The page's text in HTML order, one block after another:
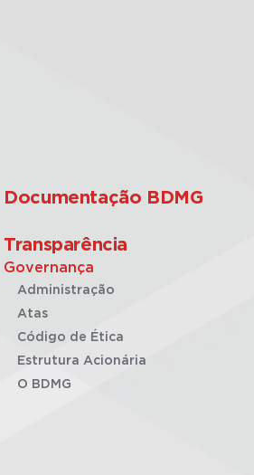
Documentação BDMG
Transparência
Governança
Administração
Atas
Código de Ética
Estrutura Acionária
O BDMG